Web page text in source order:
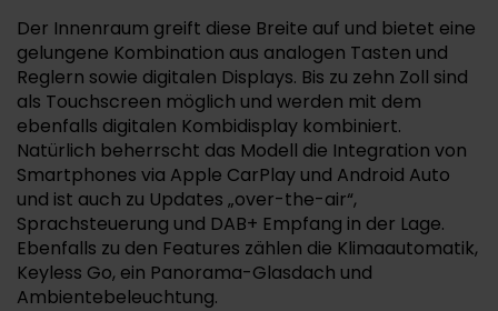
Der Innenraum greift diese Breite auf und bietet eine
gelungene Kombination aus analogen Tasten und
Reglern sowie digitalen Displays. Bis zu zehn Zoll sind
als Touchscreen möglich und werden mit dem
ebenfalls digitalen Kombidisplay kombiniert.
Natürlich beherrscht das Modell die Integration von
Smartphones via Apple CarPlay und Android Auto
und ist auch zu Updates „over-the-air“,
Sprachsteuerung und DAB+ Empfang in der Lage.
Ebenfalls zu den Features zählen die Klimaautomatik,
Keyless Go, ein Panorama-Glasdach und
Ambientebeleuchtung.